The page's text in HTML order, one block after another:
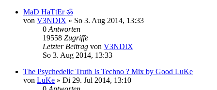
MaD HaTtEr ॐ
von V3NDIX » So 3. Aug 2014, 13:33
0 Antworten
19558 Zugriffe
Letzter Beitrag von V3NDIX
So 3. Aug 2014, 13:33
The Psychedelic Truth Is Techno ? Mix by Good LuKe
von LuKe » Di 29. Jul 2014, 13:10